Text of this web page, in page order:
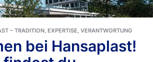
– TRADITION, EXPERTISE, VERANTWORTUNG
bei Hansaplast!